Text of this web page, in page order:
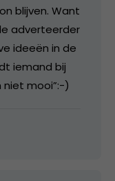
blijven. Want
adverteerder
ideeën in de
iemand bij
mooi”:-)